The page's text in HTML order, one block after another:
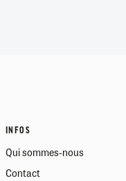
INFOS
Qui sommes-nous
Contact